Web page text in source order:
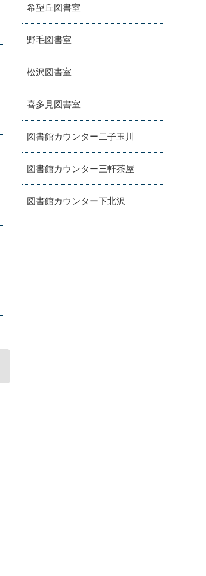
希望丘図書室
野毛図書室
松沢図書室
喜多見図書室
図書館カウンター二子玉川
図書館カウンター三軒茶屋
図書館カウンター下北沢